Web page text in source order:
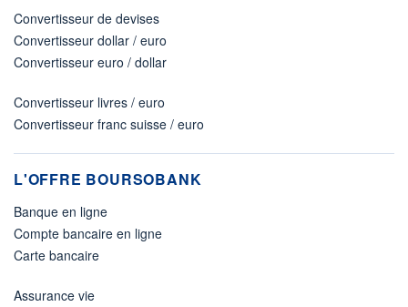
Convertisseur de devises
Convertisseur dollar / euro
Convertisseur euro / dollar
Convertisseur livres / euro
Convertisseur franc suisse / euro
L'OFFRE BOURSOBANK
Banque en ligne
Compte bancaire en ligne
Carte bancaire
Assurance vie